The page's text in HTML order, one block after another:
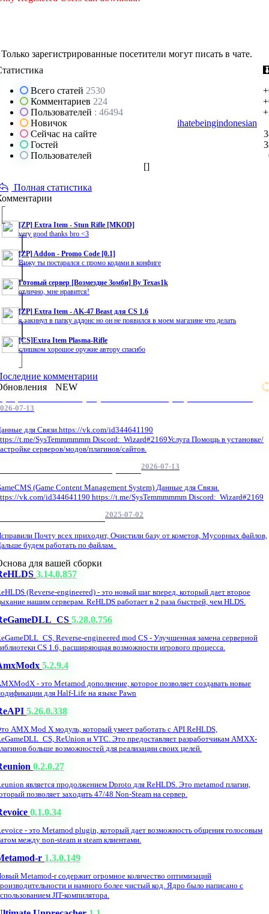
Только зарегистрированные посетители могут писать в чате.
Всего статей 2530
Комментариев 224
Пользователей : 46494
Новичок
ihatebeingindonesian
Сейчас на сайте
Гостей
Пользователей
[]
Полная статистика
[ZP] Extra Item - Stun Rifle [MKOD]
very good thanks bro <3
[ZP] Addon - Promo Code [0.1]
Вижу ты постарался с промо кодами в конфиге
Готовый сервер [Возмездие Зомби] By Texas1k
отлично, мне нравится!
[ZP] Extra Item - AK-47 Beast для CS 1.6
я закинул в папку аддонс но он не появился в моем магазине что делать
[CS]Extra Item Plasma-Rifle
слишком хорошое оружие автору спасибо
комментарии
NEW
07-13
для Связи.https://vk.com/id344641190
t.me/SysTemmmmmm Discord: Wizard#2169Услуга Помощь в установке/
серверов/модов/плагинов/сайтов.
2026-07-13
(Game Content Management System) Данные для Связи.
vk.com/id344641190 https://t.me/SysTemmmmmm Discord: Wizard#2169
2025-07-02
Почту всех приходит, Очистили базу от кометов, Мусорных файлов,
будем работать по файлам.
для вашей сборки
3.14.0.857
(Reverse-engineered) - это новый шаг вперед, который дает второе
нашим серверам. ReHLDS работает в 2 раза быстрей, чем HLDS.
5.28.0.756
Reverse-engineered mod CS - Улучшенная замена серверной
CS 1.6, расширяющая возможности игрового процесса.
5.2.9.4
- это Metamod дополнение, которое позволяет создавать новые
для Half-Life на языке Pawn
5.26.0.338
AMX Mod X модуль, который умеет работать с API ReHLDS,
ReUnion и VTC. Это предоставляет разработчикам AMXX-
больше возможностей для реализации своих целей.
0.2.0.27
является продолжением Dproto для ReHLDS. Это metamod плагин,
позволяет заходить 47/48 Non-Steam на сервер.
0.1.0.34
- это Metamod plugin, который дает возможность общения голосовым
между non-steam и steam клиентами.
r 1.3.0.149
Metamod-r содержит огромное количество оптимизаций
и намного более чистый код. Ядро было написано с
JIT-компилятора.